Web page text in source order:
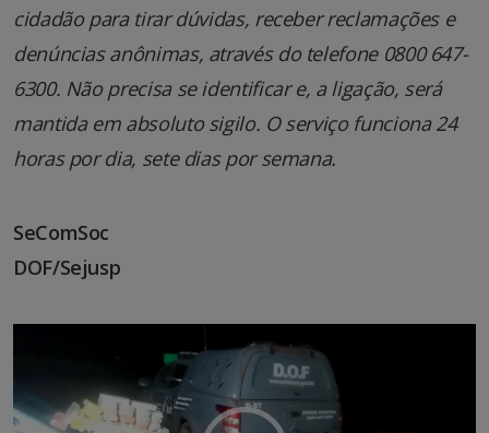
cidadão para tirar dúvidas, receber reclamações e
denúncias anônimas, através do telefone 0800 647-
6300. Não precisa se identificar e, a ligação, será
mantida em absoluto sigilo. O serviço funciona 24
horas por dia, sete dias por semana.
SeComSoc
DOF/Sejusp
vídeo